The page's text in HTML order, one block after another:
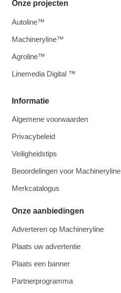
Informatie
Algemene voorwaarden
Privacybeleid
Veiligheidstips
Beoordelingen voor Machineryline
Merkcatalogus
Onze aanbiedingen
Adverteren op Machineryline
Plaats uw advertentie
Plaats een banner
Partnerprogramma
Onze projecten
Autoline™
Machineryline™
Agroline™
Linemedia Digital ™